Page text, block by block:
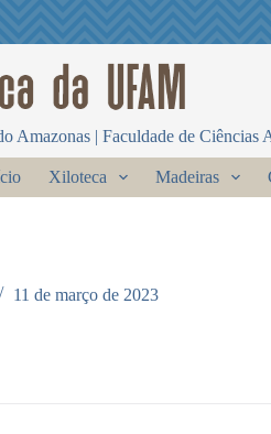
Amazonas | Faculdade de Ciências
Xiloteca Madeiras
11 de março de 2023